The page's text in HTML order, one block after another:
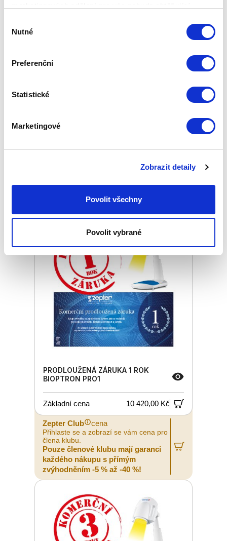
souhlasu
Nutné
Preferenční
Statistické
Marketingové
Zobrazit detaily
Povolit všechny
Povolit vybrané
Přihlaste se a zobrazí se vám cena pro
zvýhodněním -5 % až -40 %!
PRODLOUŽENÁ ZÁRUKA 1 ROK
BIOPTRON PRO1
Základní cena 10 420,00 Kč
Zepter Club cena
Přihlaste se a zobrazí se vám cena pro
člena klubu.
Pouze členové klubu mají garanci
každého nákupu s přímým
zvýhodněním -5 % až -40 %!